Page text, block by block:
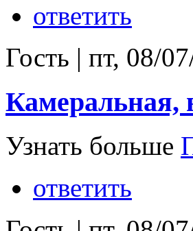
ответить
Гость | пт, 08/
Камеральная,
Узнать больше
ответить